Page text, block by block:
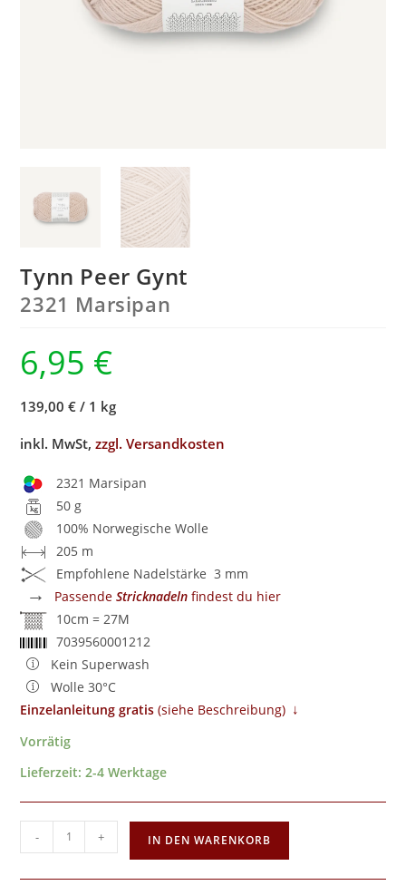
Tynn Peer Gynt
2321 Marsipan
6,95 €
139,00 € / 1 kg
inkl. MwSt,zzgl. Versandkosten
2321 Marsipan
50 g
100% Norwegische Wolle
205 m
Empfohlene Nadelstärke 3 mm
→ PassendeStricknadeln findest du hier
10cm = 27M
7039560001212
Kein Superwash
Wolle 30°C
Einzelanleitung gratis ​ (siehe Beschreibung) ↓
Vorrätig
Lieferzeit:2-4 Werktage
- + IN DEN WARENKORB